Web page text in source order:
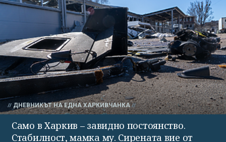
ДНЕВНИКЪТ НА ЕДНА ХАРКИВЧАНКА
Само в Харкив – завидно постоянство.
Стабилност, мамка му. Сирената вие от